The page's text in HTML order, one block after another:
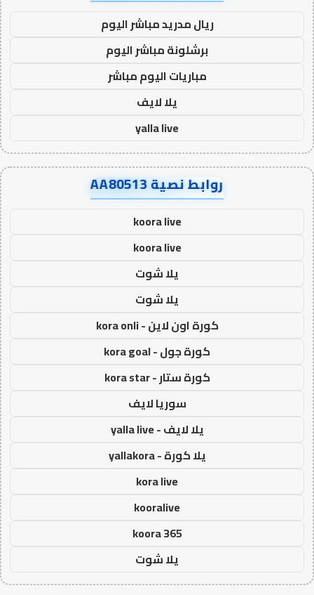
ريال مدريد مباشر اليوم
برشلونة مباشر اليوم
مباريات اليوم مباشر
يلا لايف
yalla live
روابط نصية AA80513
koora live
koora live
يلا شوت
يلا شوت
كورة اون لاين - kora onli
كورة جول - kora goal
كورة ستار - kora star
سوريا لايف
يلا لايف - yalla live
يلا كورة - yallakora
kora live
kooralive
koora 365
يلا شوت